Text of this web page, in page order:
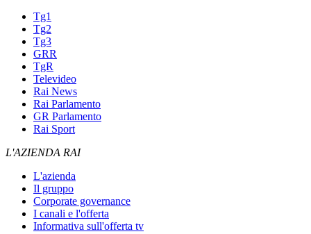
Tg1
Tg2
Tg3
GRR
TgR
Televideo
Rai News
Rai Parlamento
GR Parlamento
Rai Sport
L'AZIENDA RAI
L'azienda
Il gruppo
Corporate governance
I canali e l'offerta
Informativa sull'offerta tv